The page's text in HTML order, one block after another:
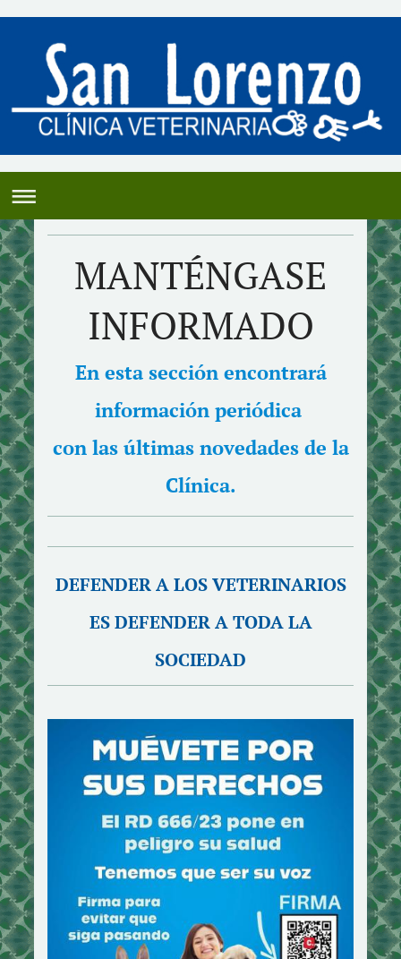
MANTÉNGASE
INFORMADO
En esta sección encontrará
información periódica
con las últimas novedades de la
Clínica.
DEFENDER A LOS VETERINARIOS
ES DEFENDER A TODA LA
SOCIEDAD